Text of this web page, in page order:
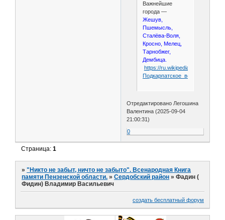
Важнейшие
города —
Жешув,
Пшемысль,
Сталёва-Воля,
Кросно, Мелец,
Тарнобжег,
Дембица.
https://ru.wikipedia.org/wiki/
Подкарпатское_воеводство
Отредактировано Легошина
Валентина (2025-09-04
21:00:31)
0
Страница:1
»"Никто не забыт, ничто не забыто". Всенародная Книга
памяти Пензенской области. »Сердобский район »Фадин (
Фидин) Владимир Васильевич
создать бесплатный форум